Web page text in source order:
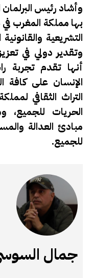
وأشاد رئيس البرلمان
بها مملكة المغرب
التشريعية
وتقدير دولي في
أنها تقدم تجربة
الإنسان على كافة
التراث الثقافي
الحريات للجميع،
مبادئ العدالة
للجميع.
جمال